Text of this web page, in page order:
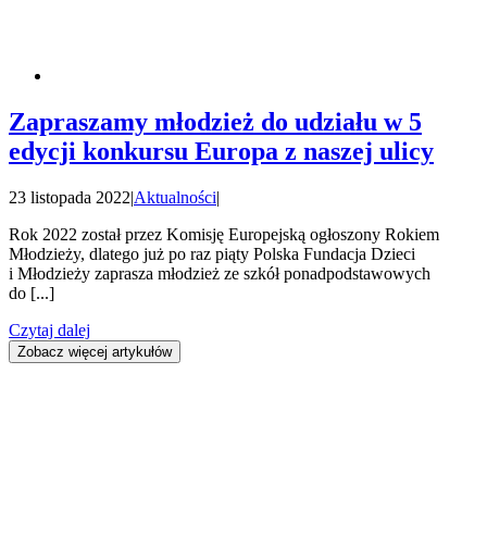
Zapraszamy młodzież do udziału w 5
edycji konkursu Europa z naszej ulicy
23 listopada 2022|Aktualności|
Rok 2022 został przez Komisję Europejską ogłoszony Rokiem
Młodzieży, dlatego już po raz piąty Polska Fundacja Dzieci
i Młodzieży zaprasza młodzież ze szkół ponadpodstawowych
do [...]
Czytaj dalej
Zobacz więcej artykułów